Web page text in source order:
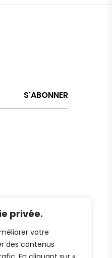
privée.
votre
des contenus